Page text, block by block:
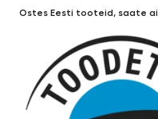
Ostes Eesti tooteid, saate